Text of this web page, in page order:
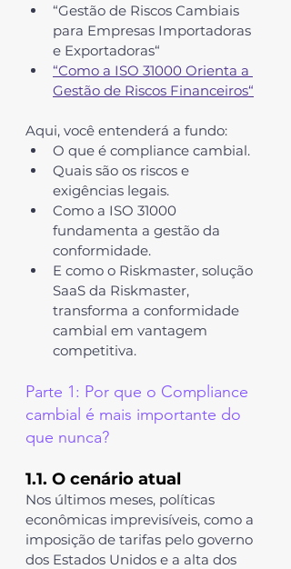
“Gestão de Riscos Cambiais
para Empresas Importadoras
e Exportadoras“
“Como a ISO 31000 Orienta a
Gestão de Riscos Financeiros“
Aqui, você entenderá a fundo:
O que é compliance cambial.
Quais são os riscos e
exigências legais.
Como a ISO 31000
fundamenta a gestão da
conformidade.
E como o Riskmaster, solução
SaaS da Riskmaster,
transforma a conformidade
cambial em vantagem
competitiva.
Parte 1: Por que o Compliance
cambial é mais importante do
que nunca?
1.1. O cenário atual
Nos últimos meses, políticas
econômicas imprevisíveis, como a
imposição de tarifas pelo governo
dos Estados Unidos e a alta dos